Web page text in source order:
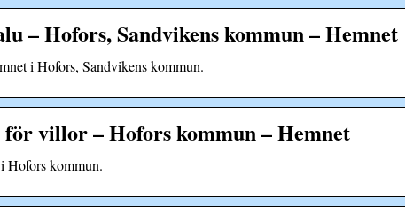
– Hofors, Sandvikens kommun – Hemnet
i Hofors, Sandvikens kommun.
villor – Hofors kommun – Hemnet
Hofors kommun.